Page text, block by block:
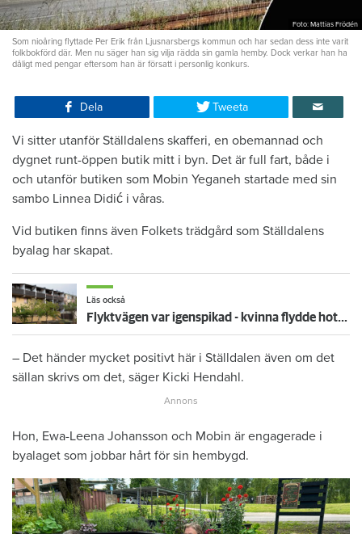
Foto: Mattias Frödén
Som nioåring flyttade Per Erik från Ljusnarsbergs kommun och har sedan dess inte varit
folkbokförd där. Men nu säger han sig vilja rädda sin gamla hemby. Dock verkar han ha
dåligt med pengar eftersom han är försatt i personlig konkurs.
Dela Tweeta
Vi sitter utanför Ställdalens skafferi, en obemannad och
dygnet runt-öppen butik mitt i byn. Det är full fart, både i
och utanför butiken som Mobin Yeganeh startade med sin
sambo Linnea Didić i våras.
Vid butiken finns även Folkets trädgård som Ställdalens
byalag har skapat.
Läs också
Flyktvägen var igenspikad - kvinna flydde hotfull man och föll från balkong
– Det händer mycket positivt här i Ställdalen även om det
sällan skrivs om det, säger Kicki Hendahl.
Hon, Ewa-Leena Johansson och Mobin är engagerade i
byalaget som jobbar hårt för sin hembygd.